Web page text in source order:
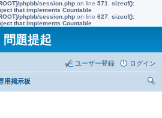
phpbb/session.php on line 571 : sizeof():
that implements Countable
phpbb/session.php on line 627: sizeof():
that implements Countable
問題提起
ログイン
ユーザー登録
用掲示板